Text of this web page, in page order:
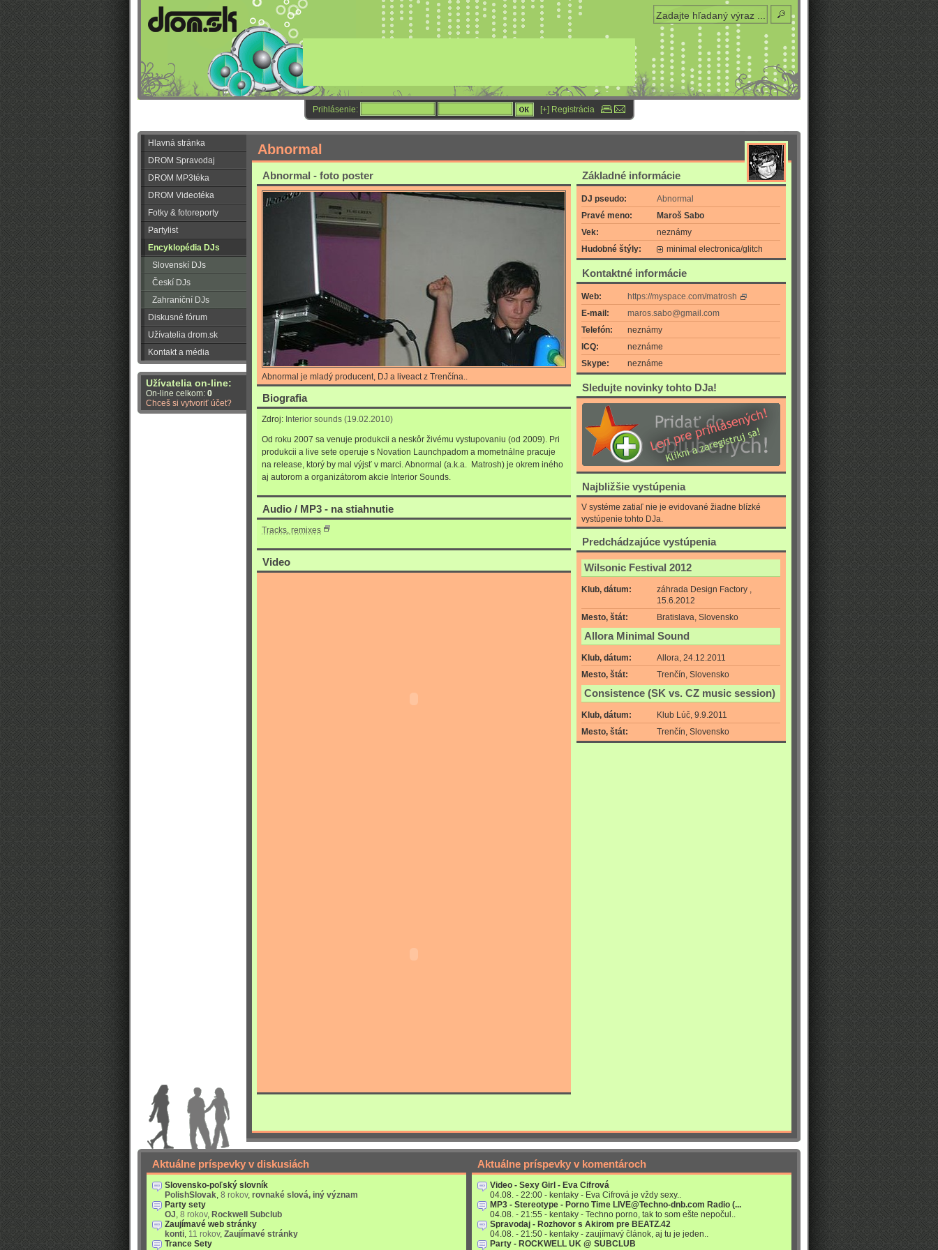
Prihlásenie: [+] Registrácia
Hlavná stránka
DROM Spravodaj
DROM MP3téka
DROM Videotéka
Fotky & fotoreporty
Partylist
Encyklopédia DJs
Slovenskí DJs
Českí DJs
Zahraniční DJs
Diskusné fórum
Užívatelia drom.sk
Kontakt a média
Užívatelia on-line:
On-line celkom: 0
Chceš si vytvoriť účet?
Abnormal
Abnormal - foto poster
Abnormal je mladý producent, DJ a liveact z Trenčína..
Biografia
Zdroj: Interior sounds (19.02.2010)
Od roku 2007 sa venuje produkcii a neskôr živému vystupovaniu (od 2009). Pri
produkcii a live sete operuje s Novation Launchpadom a mometnálne pracuje
na release, ktorý by mal výjsť v marci. Abnormal (a.k.a. Matrosh) je okrem iného
aj autorom a organizátorom akcie Interior Sounds.
Audio / MP3 - na stiahnutie
Tracks, remixes
Video
Základné informácie
DJ pseudo:
Abnormal
Pravé meno:
Maroš Sabo
Vek:
neznámy
Hudobné štýly:
minimal electronica/glitch
Kontaktné informácie
Web:
https://myspace.com/matrosh
E-mail:
maros.sabo@gmail.com
Telefón:
neznámy
ICQ:
neznáme
Skype:
neznáme
Sledujte novinky tohto DJa!
Najbližšie vystúpenia
V systéme zatiaľ nie je evidované žiadne blízké
vystúpenie tohto DJa.
Predchádzajúce vystúpenia
Wilsonic Festival 2012
Klub, dátum:
záhrada Design Factory ,
15.6.2012
Mesto, štát:
Bratislava, Slovensko
Allora Minimal Sound
Klub, dátum:
Allora, 24.12.2011
Mesto, štát:
Trenčín, Slovensko
Consistence (SK vs. CZ music session)
Klub, dátum:
Klub Lúč, 9.9.2011
Mesto, štát:
Trenčín, Slovensko
Aktuálne príspevky v diskusiách
Slovensko-poľský slovník
PolishSlovak 8 rokov, rovnaké slová, iný význam
Party sety
OJ 8 rokov, Rockwell Subclub
Zaujímavé web stránky
konti 11 rokov, Zaujímavé stránky
Trance Sety
Aktuálne príspevky v komentároch
Video - Sexy Girl - Eva Cifrová
04.08. - 22:00 - kentaky - Eva Cifrová je vždy sexy..
MP3 - Stereotype - Porno Time LIVE@Techno-dnb.com Radio (...
04.08. - 21:55 - kentaky - Techno porno, tak to som ešte nepočul..
Spravodaj - Rozhovor s Akirom pre BEATZ.42
04.08. - 21:50 - kentaky - zaujímavý článok, aj tu je jeden..
Party - ROCKWELL UK @ SUBCLUB